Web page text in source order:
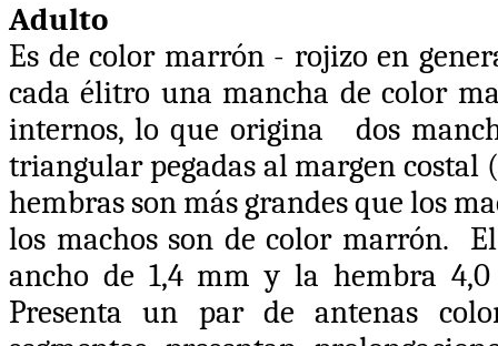
Adulto
Es de color marrón - rojizo en
cada élitro una mancha de color
internos, lo que origina dos
triangular pegadas al margen costal
hembras son más grandes que los
los machos son de color marrón.
ancho de 1,4 mm y la hembra
Presenta un par de antenas